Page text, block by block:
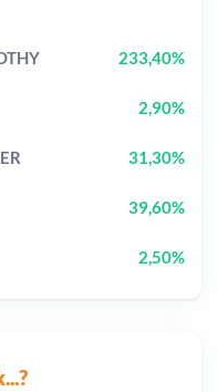
233,40%
2,90%
31,30%
39,60%
2,50%